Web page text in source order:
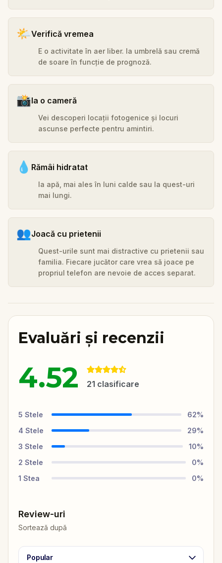
🌤️Verifică vremea
E o activitate în aer liber. Ia umbrelă sau cremă
de soare în funcție de prognoză.
📸Ia o cameră
Vei descoperi locații fotogenice și locuri
ascunse perfecte pentru amintiri.
💧 Rămâi hidratat
Ia apă, mai ales în luni calde sau la quest-uri
mai lungi.
👥Joacă cu prietenii
Quest-urile sunt mai distractive cu prietenii sau
familia. Fiecare jucător care vrea să joace pe
propriul telefon are nevoie de acces separat.
Evaluări și recenzii
4.52 21 clasificare
5 Stele 62%
4 Stele 29%
3 Stele 10%
2 Stele 0%
1 Stea 0%
Review-uri
Sortează după
Popular